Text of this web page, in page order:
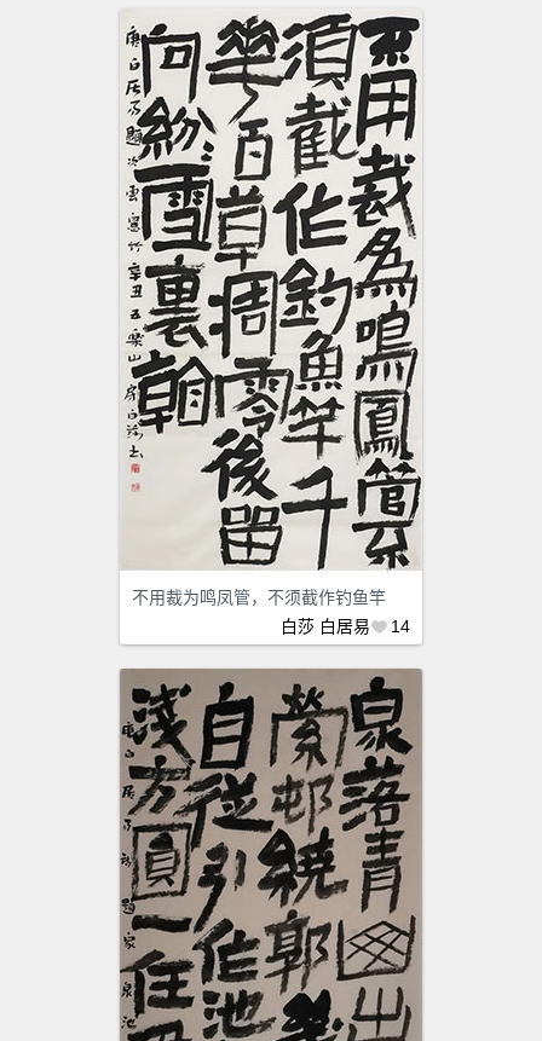
不用裁为鸣凤管，不须截作钓鱼竿
白莎 白居易 14